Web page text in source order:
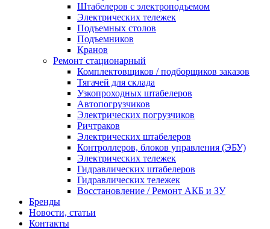
Штабелеров с электроподъемом
Электрических тележек
Подъемных столов
Подъемников
Кранов
Ремонт стационарный
Комплектовщиков / подборщиков заказов
Тягачей для склада
Узкопроходных штабелеров
Автопогрузчиков
Электрических погрузчиков
Ричтраков
Электрических штабелеров
Контроллеров, блоков управления (ЭБУ)
Электрических тележек
Гидравлических штабелеров
Гидравлических тележек
Восстановление / Ремонт АКБ и ЗУ
Бренды
Новости, статьи
Контакты